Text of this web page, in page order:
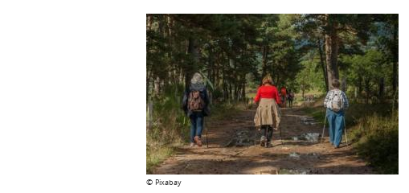
© Pixabay